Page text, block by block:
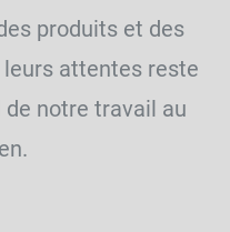
produits et des
attentes reste
de notre travail au